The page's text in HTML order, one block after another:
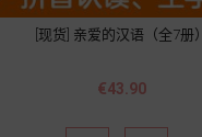
[现货] 亲爱的汉语（全7册）
Price
€43.90